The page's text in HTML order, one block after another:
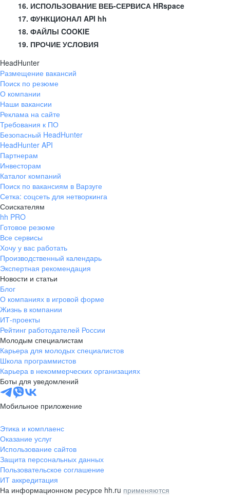
16. ИСПОЛЬЗОВАНИЕ ВЕБ-СЕРВИСА HRspace
17. ФУНКЦИОНАЛ API hh
18. ФАЙЛЫ COOKIE
19. ПРОЧИЕ УСЛОВИЯ
HeadHunter
Размещение вакансий
Поиск по резюме
О компании
Наши вакансии
Реклама на сайте
Требования к ПО
Безопасный HeadHunter
HeadHunter API
Партнерам
Инвесторам
Каталог компаний
Поиск по вакансиям в Варзуге
Сетка: соцсеть для нетворкинга
Соискателям
hh PRO
Готовое резюме
Все сервисы
Хочу у вас работать
Производственный календарь
Экспертная рекомендация
Новости и статьи
Блог
О компаниях в игровой форме
Жизнь в компании
ИТ-проекты
Рейтинг работодателей России
Молодым специалистам
Карьера для молодых специалистов
Школа программистов
Карьера в некоммерческих организациях
Боты для уведомлений
Мобильное приложение
Этика и комплаенс
Оказание услуг
Использование сайтов
Защита персональных данных
Пользовательское соглашение
ИТ аккредитация
На информационном ресурсе hh.ru применяются